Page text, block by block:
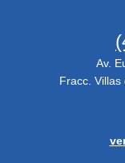
Av.
Fracc. Villas